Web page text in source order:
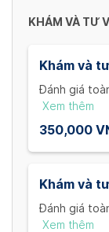
changing
KHÁM VÀ TƯ
Khám và
Đánh giá
bệnh lý để
lối sống cá
Xem thêm
350,000
Khám và
Đánh giá
bệnh lý để
Xem thêm